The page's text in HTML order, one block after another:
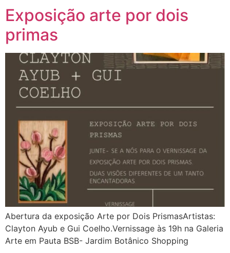
Exposição arte por dois
primas
Abertura da exposição Arte por Dois PrismasArtistas:
Clayton Ayub e Gui Coelho.Vernissage às 19h na Galeria
Arte em Pauta BSB- Jardim Botânico Shopping